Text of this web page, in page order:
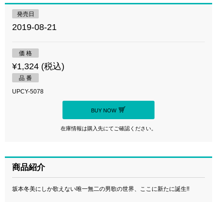
発売日
2019-08-21
価 格
¥1,324 (税込)
品 番
UPCY-5078
BUY NOW
在庫情報は購入先にてご確認ください。
商品紹介
坂本冬美にしか歌えない唯一無二の男歌の世界、ここに新たに誕生!!